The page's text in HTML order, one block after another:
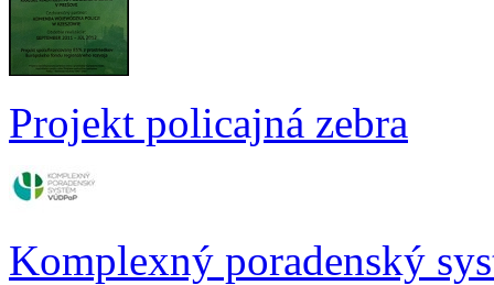
Projekt policajná zebra
Komplexný poradenský